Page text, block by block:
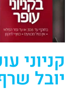
קניוני
יובל